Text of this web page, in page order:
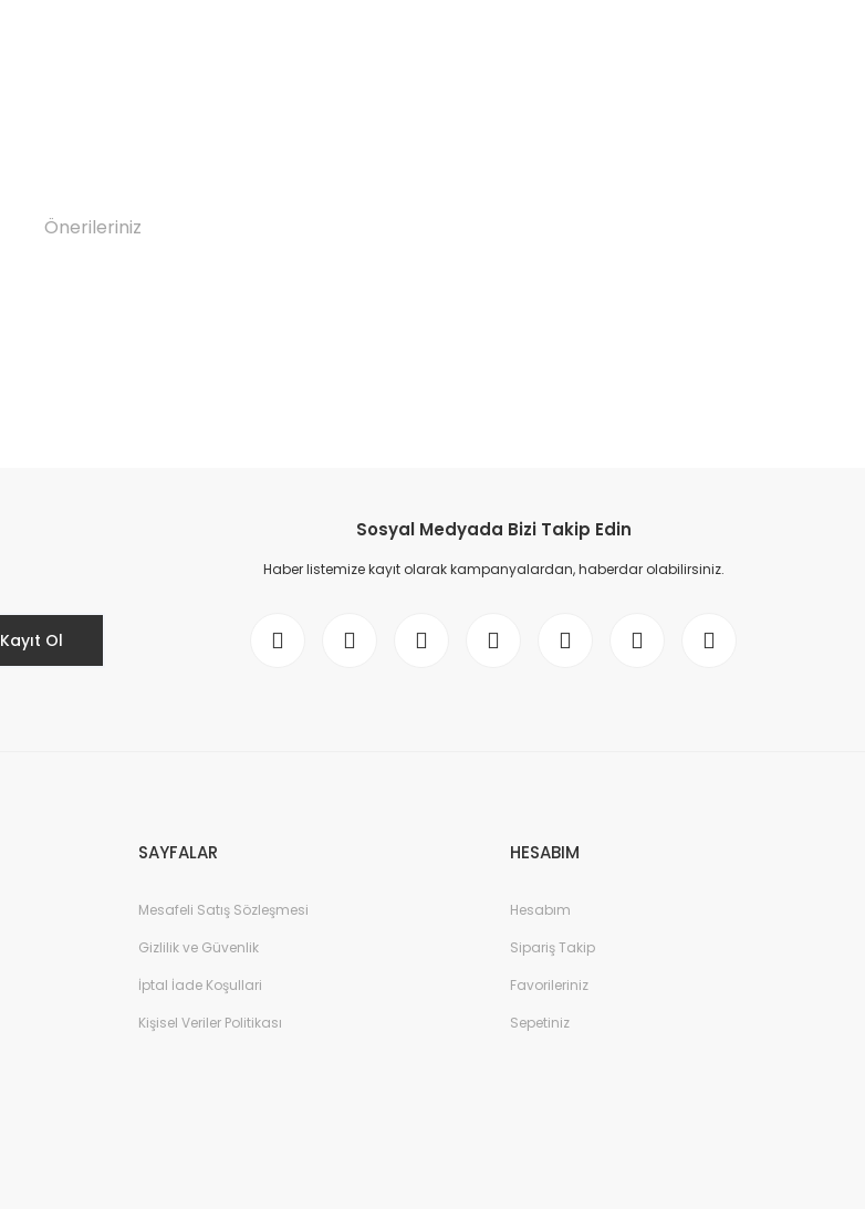
Önerileriniz
Kayıt Ol
Sosyal Medyada Bizi Takip Edin
Haber listemize kayıt olarak kampanyalardan, haberdar olabilirsiniz.
SAYFALAR
Mesafeli Satış Sözleşmesi
Gizlilik ve Güvenlik
İptal İade Koşullari
Kişisel Veriler Politikası
HESABIM
Hesabım
Sipariş Takip
Favorileriniz
Sepetiniz